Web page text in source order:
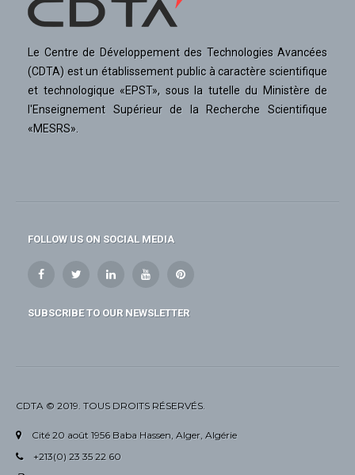
Le Centre de Développement des Technologies Avancées
(CDTA) est un établissement public à caractère scientifique
et technologique «EPST», sous la tutelle du Ministère de
l'Enseignement Supérieur de la Recherche Scientifique
«MESRS».
FOLLOW US ON SOCIAL MEDIA
SUBSCRIBE TO OUR NEWSLETTER
CDTA © 2019. TOUS DROITS RÉSERVÉS.
Cité 20 août 1956 Baba Hassen, Alger, Algérie
+213(0) 23 35 22 60